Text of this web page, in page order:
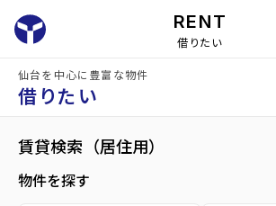
RENT
借りたい
仙台を中心に豊富な物件
借りたい
賃貸検索（居住用）
物件を探す
貸店舗・事務所
ルアーナ・エール・レジデンス卸
keyboard_arrow_right建物概要
建物概要
home仙台のテナント賃貸